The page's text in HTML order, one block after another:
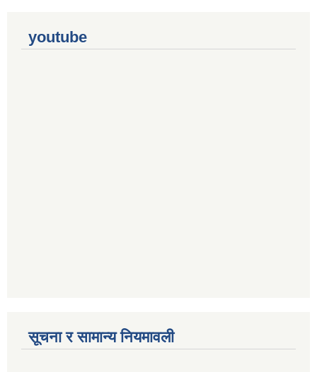
youtube
सूचना र सामान्य नियमावली